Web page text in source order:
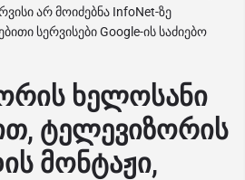
არ მოიძებნა InfoNet-ზე
სერვისები Google-ის საძიებო
ხელოსანი
ტელევიზორის
მონტაჟი,